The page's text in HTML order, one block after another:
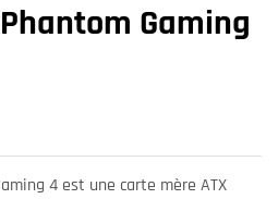
Gaming
4 est une carte mère ATX